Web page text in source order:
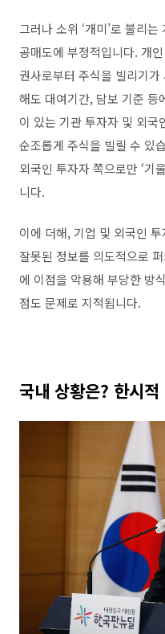
그러나 소위 ‘개미’로 불리는
공매도에 부정적입니다. 개
권사로부터 주식을 빌리기
해도 대여기간, 담보 기준 등
이 있는 기관 투자자 및 외국
순조롭게 주식을 빌릴 수 있
외국인 투자자 쪽으로만 ‘기
니다.
이에 더해,기업 및 외국인
잘못된 정보를 의도적으로
에 이점을 악용해 부당한 방
점도 문제로 지적됩니다.
국내 상황은? 한시